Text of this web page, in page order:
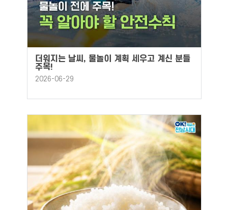
더워지는 날씨, 물놀이 계획 세우고 계신 분들
주목!
2026-06-29